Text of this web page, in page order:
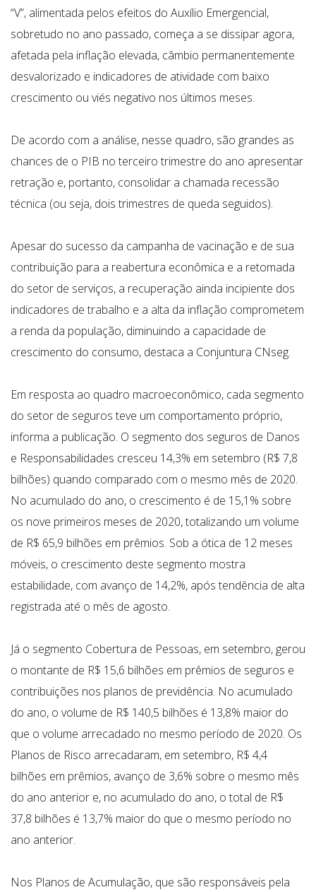
“V”, alimentada pelos efeitos do Auxílio Emergencial,
sobretudo no ano passado, começa a se dissipar agora,
afetada pela inflação elevada, câmbio permanentemente
desvalorizado e indicadores de atividade com baixo
crescimento ou viés negativo nos últimos meses.
De acordo com a análise, nesse quadro, são grandes as
chances de o PIB no terceiro trimestre do ano apresentar
retração e, portanto, consolidar a chamada recessão
técnica (ou seja, dois trimestres de queda seguidos).
Apesar do sucesso da campanha de vacinação e de sua
contribuição para a reabertura econômica e a retomada
do setor de serviços, a recuperação ainda incipiente dos
indicadores de trabalho e a alta da inflação comprometem
a renda da população, diminuindo a capacidade de
crescimento do consumo, destaca a Conjuntura CNseg.
Em resposta ao quadro macroeconômico, cada segmento
do setor de seguros teve um comportamento próprio,
informa a publicação. O segmento dos seguros de Danos
e Responsabilidades cresceu 14,3% em setembro (R$ 7,8
bilhões) quando comparado com o mesmo mês de 2020.
No acumulado do ano, o crescimento é de 15,1% sobre
os nove primeiros meses de 2020, totalizando um volume
de R$ 65,9 bilhões em prêmios. Sob a ótica de 12 meses
móveis, o crescimento deste segmento mostra
estabilidade, com avanço de 14,2%, após tendência de alta
registrada até o mês de agosto.
Já o segmento Cobertura de Pessoas, em setembro, gerou
o montante de R$ 15,6 bilhões em prêmios de seguros e
contribuições nos planos de previdência. No acumulado
do ano, o volume de R$ 140,5 bilhões é 13,8% maior do
que o volume arrecadado no mesmo período de 2020. Os
Planos de Risco arrecadaram, em setembro, R$ 4,4
bilhões em prêmios, avanço de 3,6% sobre o mesmo mês
do ano anterior e, no acumulado do ano, o total de R$
37,8 bilhões é 13,7% maior do que o mesmo período no
ano anterior.
Nos Planos de Acumulação, que são responsáveis pela